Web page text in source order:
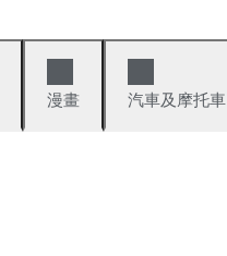
漫畫 汽車及摩托車